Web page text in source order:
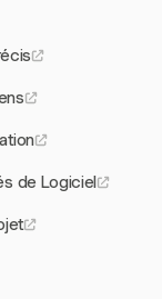
de Logiciel